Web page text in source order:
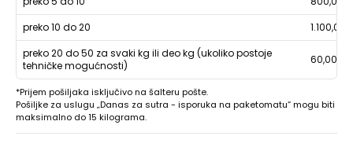
preko 10 do 20
1.100,00
preko 20 do 50 za svaki kg ili deo kg (ukoliko postoje
tehničke mogućnosti)
60,00
*Prijem pošiljaka isključivo na šalteru pošte.
Pošiljke za uslugu „Danas za sutra - isporuka na paketomatu“ mogu biti
maksimalno do 15 kilograma.